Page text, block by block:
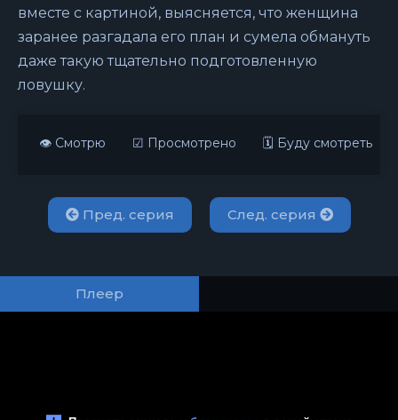
вместе с картиной, выясняется, что женщина
заранее разгадала его план и сумела обмануть
даже такую тщательно подготовленную
ловушку.
👁 Смотрю ☑ Просмотрено 🗓 Буду смотреть
Пред. серия След. серия
Плеер